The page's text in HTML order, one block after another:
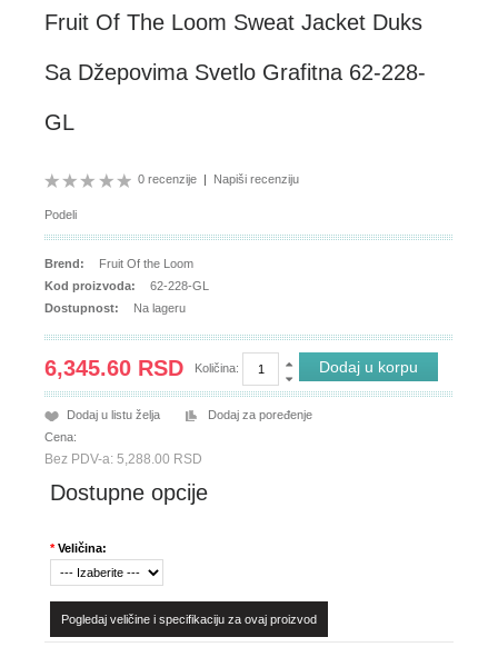
Fruit Of The Loom Sweat Jacket Duks
Sa Džepovima Svetlo Grafitna 62-228-
GL
0 recenzije | Napiši recenziju
Podeli
Brend:
Fruit Of the Loom
Kod proizvoda:
62-228-GL
Dostupnost:
Na lageru
6,345.60 RSD Količina:
Dodaj u listu želja
Dodaj za poređenje
Cena:
Bez PDV-a: 5,288.00 RSD
Dostupne opcije
* Veličina:
Pogledaj veličine i specifikaciju za ovaj proizvod